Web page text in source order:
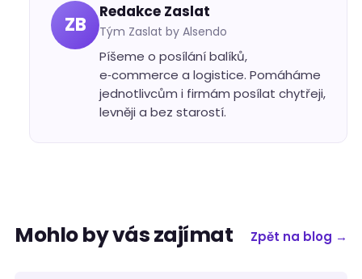
ZB
Redakce Zaslat
Tým Zaslat by Alsendo
Píšeme o posílání balíků,
e‑commerce a logistice. Pomáháme
jednotlivcům i firmám posílat chytřeji,
levněji a bez starostí.
Mohlo by vás zajímat Zpět na blog →